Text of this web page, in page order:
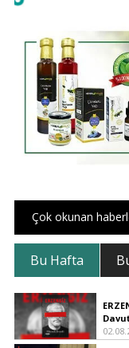
Çok okunan
Bu Hafta